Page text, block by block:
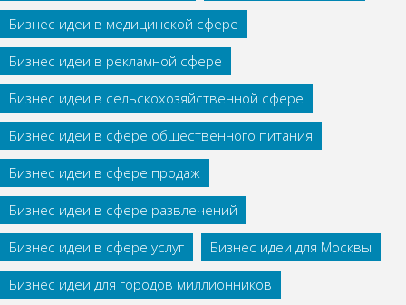
Бизнес идеи в медицинской сфере
Бизнес идеи в рекламной сфере
Бизнес идеи в сельскохозяйственной сфере
Бизнес идеи в сфере общественного питания
Бизнес идеи в сфере продаж
Бизнес идеи в сфере развлечений
Бизнес идеи в сфере услуг
Бизнес идеи для Москвы
Бизнес идеи для городов миллионников